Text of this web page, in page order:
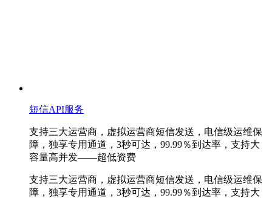
短信API服务
支持三大运营商，虚拟运营商短信发送，电信级运维保
障，独享专用通道，3秒可达，99.99％到达率，支持大
容量高并发——超低资费
支持三大运营商，虚拟运营商短信发送，电信级运维保
障，独享专用通道，3秒可达，99.99％到达率，支持大